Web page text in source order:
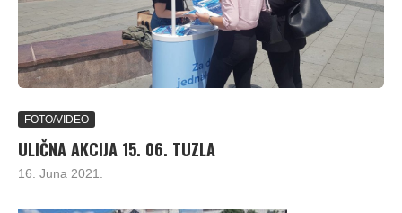
FOTO/VIDEO
ULIČNA AKCIJA 15. 06. TUZLA
16. Juna 2021.